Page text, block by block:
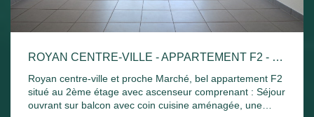
ROYAN CENTRE-VILLE - APPARTEMENT F2 - 42.52M²
Royan centre-ville et proche Marché, bel appartement F2
situé au 2ème étage avec ascenseur comprenant : Séjour
ouvrant sur balcon avec coin cuisine aménagée, une